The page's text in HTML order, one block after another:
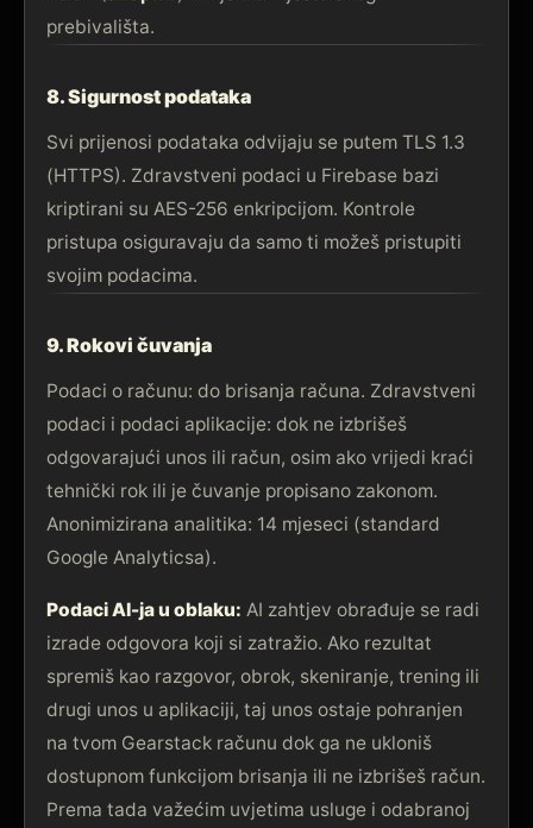
prebivališta.
8. Sigurnost podataka
Svi prijenosi podataka odvijaju se putem TLS 1.3
(HTTPS). Zdravstveni podaci u Firebase bazi
kriptirani su AES-256 enkripcijom. Kontrole
pristupa osiguravaju da samo ti možeš pristupiti
svojim podacima.
9. Rokovi čuvanja
Podaci o računu: do brisanja računa. Zdravstveni
podaci i podaci aplikacije: dok ne izbrišeš
odgovarajući unos ili račun, osim ako vrijedi kraći
tehnički rok ili je čuvanje propisano zakonom.
Anonimizirana analitika: 14 mjeseci (standard
Google Analyticsa).
Podaci AI-ja u oblaku: AI zahtjev obrađuje se radi
izrade odgovora koji si zatražio. Ako rezultat
spremiš kao razgovor, obrok, skeniranje, trening ili
drugi unos u aplikaciji, taj unos ostaje pohranjen
na tvom Gearstack računu dok ga ne ukloniš
dostupnom funkcijom brisanja ili ne izbrišeš račun.
Prema tada važećim uvjetima usluge i odabranoj